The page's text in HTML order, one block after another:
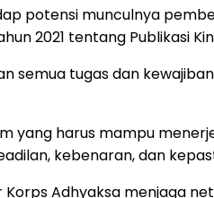
potensi munculnya
2021 tentang Publikasi
tugas dan
yang harus mampu
kebenaran, dan
Adhyaksa menjaga